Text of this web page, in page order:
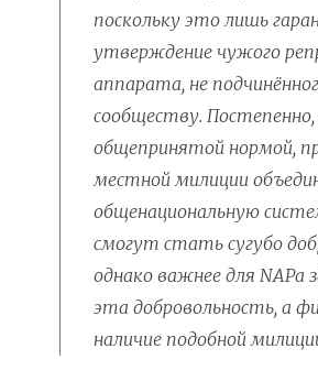
поскольку это лишь
утверждение чужого
аппарата, не
сообществу.
общепринятой нормой,
местной милиции
общенациональную
смогут стать сугубо
однако важнее для NAPа
эта добровольность, а
наличие подобной